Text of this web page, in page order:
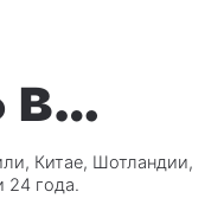
в…
Китае, Шотландии,
24 года.